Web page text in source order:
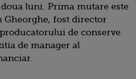
luni. Prima mutare este
Gheorghe, fost director
de conserve
de manager al